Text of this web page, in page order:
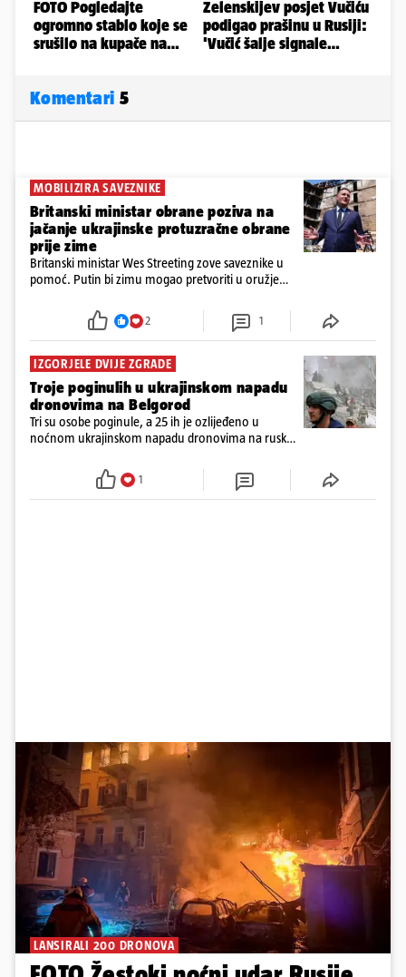
Komentari 5
MOBILIZIRA SAVEZNIKE
Britanski ministar obrane poziva na
jačanje ukrajinske protuzračne obrane
prije zime
Britanski ministar Wes Streeting zove saveznike u
pomoć. Putin bi zimu mogao pretvoriti u oružje
jača protuzračna obrana
2 1
IZGORJELE DVIJE ZGRADE
Troje poginulih u ukrajinskom napadu
dronovima na Belgorod
Tri su osobe poginule, a 25 ih je ozlijeđeno u
noćnom ukrajinskom napadu dronovima na ruski
1
LANSIRALI 200 DRONOVA